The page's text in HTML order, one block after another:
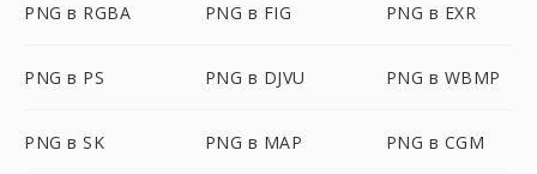
PNG в RGBA PNG в FIG PNG в EXR
PNG в PS PNG в DJVU PNG в WBMP
PNG в SK PNG в MAP PNG в CGM